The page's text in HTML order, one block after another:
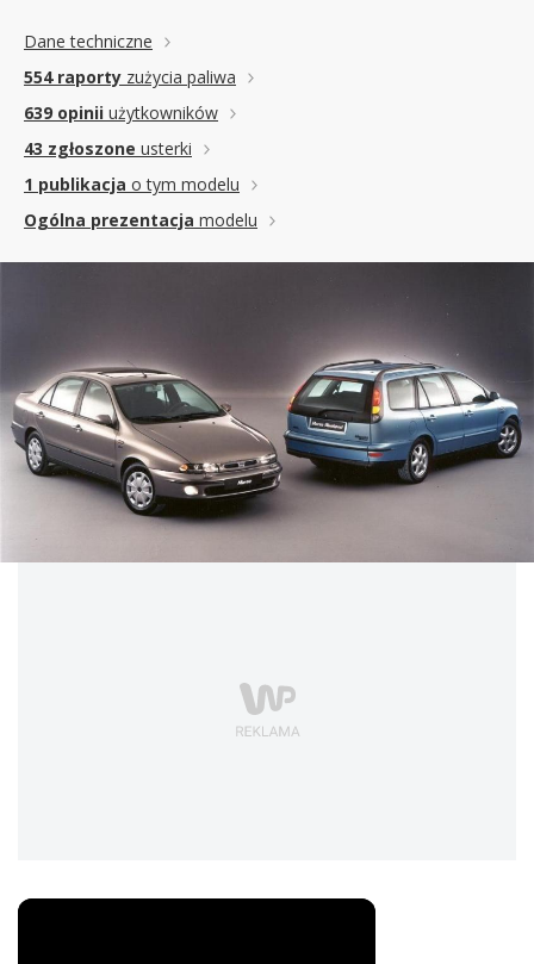
Dane techniczne
554 raporty zużycia paliwa
639 opinii użytkowników
43 zgłoszone usterki
1 publikacja o tym modelu
Ogólna prezentacja modelu